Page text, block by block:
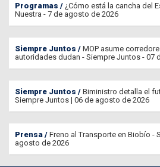
Programas
¿Cómo está la cancha del
Nuestra - 7 de agosto de 2026
Siempre Juntos
MOP asume
autoridades dudan - Siempre Juntos - 07
Siempre Juntos
Biministro detalla el
Siempre Juntos | 06 de agosto de 2026
Prensa
Freno al Transporte en Biobío -
agosto de 2026